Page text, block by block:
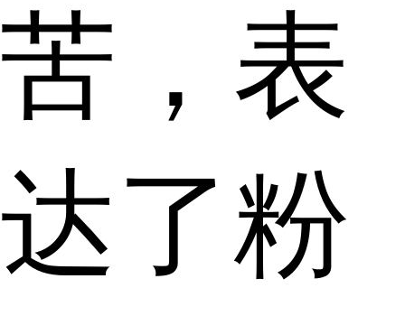
苦，表
达了粉